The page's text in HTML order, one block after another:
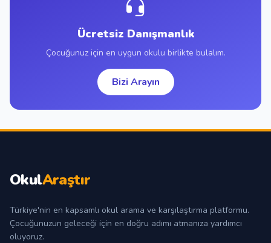
Ücretsiz Danışmanlık
Çocuğunuz için en uygun okulu birlikte bulalım.
Bizi Arayın
OkulAraştır
Türkiye'nin en kapsamlı okul arama ve karşılaştırma platformu.
Çocuğunuzun geleceği için en doğru adımı atmanıza yardımcı
oluyoruz.